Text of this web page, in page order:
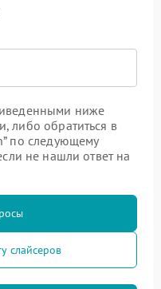
ниже
либо обратиться в
по следующему
не нашли ответ на
слайсеров